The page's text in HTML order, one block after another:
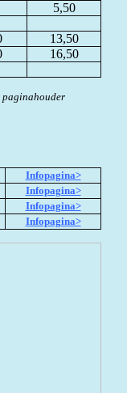
5,50
13,50
16,50
paginahouder
Infopagina>
Infopagina>
Infopagina>
Infopagina>